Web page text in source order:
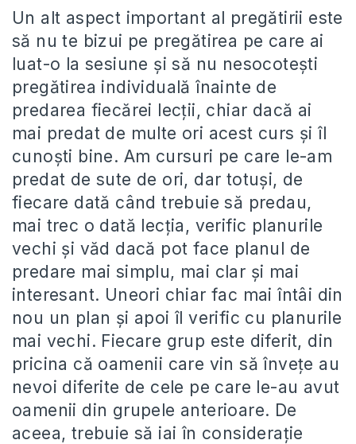
Un alt aspect important al pregătirii este
să nu te bizui pe pregătirea pe care ai
luat-o la sesiune și să nu nesocotești
pregătirea individuală înainte de
predarea fiecărei lecții, chiar dacă ai
mai predat de multe ori acest curs și îl
cunoști bine. Am cursuri pe care le-am
predat de sute de ori, dar totuși, de
fiecare dată când trebuie să predau,
mai trec o dată lecția, verific planurile
vechi și văd dacă pot face planul de
predare mai simplu, mai clar și mai
interesant. Uneori chiar fac mai întâi din
nou un plan și apoi îl verific cu planurile
mai vechi. Fiecare grup este diferit, din
pricina că oamenii care vin să învețe au
nevoi diferite de cele pe care le-au avut
oamenii din grupele anterioare. De
aceea, trebuie să iai în considerație